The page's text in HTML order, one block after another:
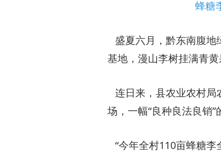
蜂糖
盛夏六月，黔东南腹地
基地，漫山李树挂满青
连日来，县农业农村局
场，一幅“良种良法良销”
“今年全村110亩蜂糖